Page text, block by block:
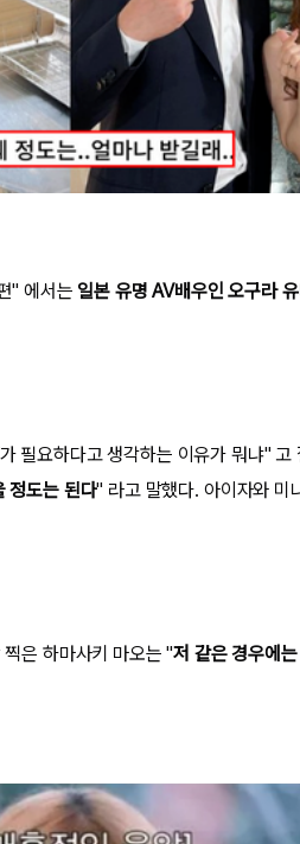
" 에서는 일본 유명 AV배우인 오구라
필요하다고 생각하는 이유가 뭐냐" 고
정도는 된다" 라고 말했다. 아이자와 미
은 하마사키 마오는 "저 같은 경우에